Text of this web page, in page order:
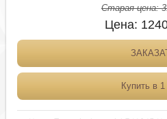
Старая цена:
Цена:
Купить в 1